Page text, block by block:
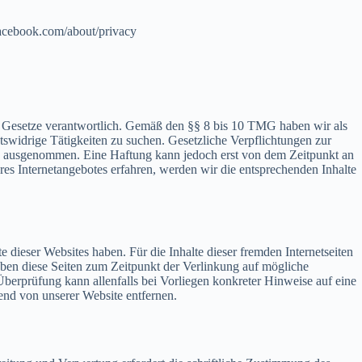
about/privacy
verantwortlich. Gemäß den §§ 8 bis 10 TMG haben wir als
Tätigkeiten zu suchen. Gesetzliche Verpflichtungen zur
Eine Haftung kann jedoch erst von dem Zeitpunkt an
Internetangebotes erfahren, werden wir die entsprechenden Inhalte
Websites haben. Für die Inhalte dieser fremden Internetseiten
diese Seiten zum Zeitpunkt der Verlinkung auf mögliche
kann allenfalls bei Vorliegen konkreter Hinweise auf eine
von unserer Website entfernen.